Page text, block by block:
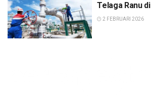
Telaga Ranu
2 FEBRUARI 2026